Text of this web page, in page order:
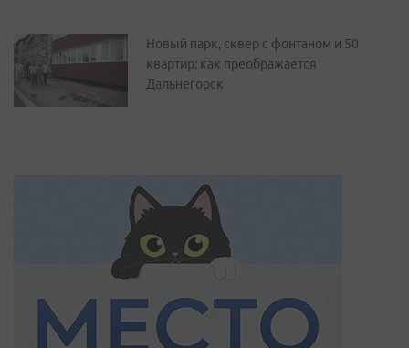
Новый парк, сквер с фонтаном и 50
квартир: как преображается
Дальнегорск